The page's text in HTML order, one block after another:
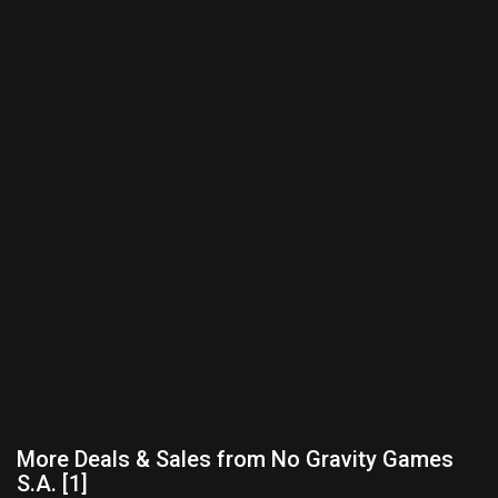
More Deals & Sales from No Gravity Games
S.A. [1]